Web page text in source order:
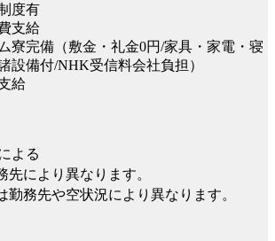
度有
支給
寮完備（敷金・礼金0円/家具・家電・寝
設備付/NHK受信料会社負担）
給
よる
により異なります。
勤務先や空状況により異なります。